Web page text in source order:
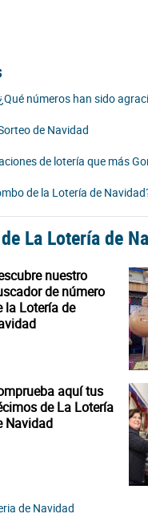
números han sido
de Navidad
de lotería que más
de la Lotería de
La Lotería de
nuestro
de número
la Lotería de
aquí tus
de La Lotería
Navidad
de Navidad